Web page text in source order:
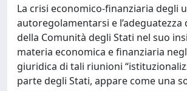
La crisi economico-finanziaria degli
autoregolamentarsi e
della Comunità degli Stati nel suo
materia economica e finanziaria
giuridica di tali riunioni
parte degli Stati, appare come una